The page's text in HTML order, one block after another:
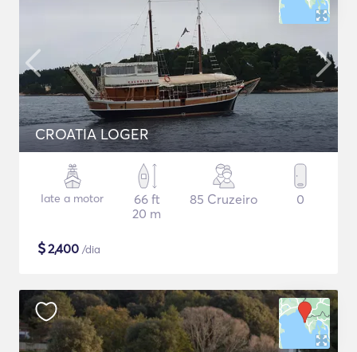
CROATIA LOGER
Iate a motor
66 ft
20 m
85 Cruzeiro 0
$2,400 /dia